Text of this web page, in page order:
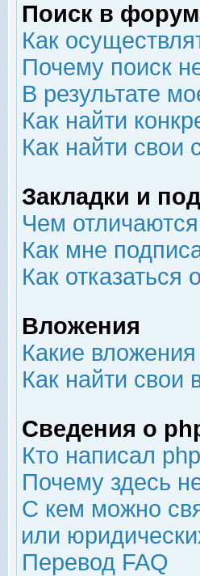
Поиск в
Как
Почему поиск
В результате
Как найти
Как найти
Закладки и
Чем
Как мне
Как отказаться
Вложения
Какие
Как найти свои
Сведения о
Кто написал
Почему здесь
С кем можно
или
Перевод FAQ